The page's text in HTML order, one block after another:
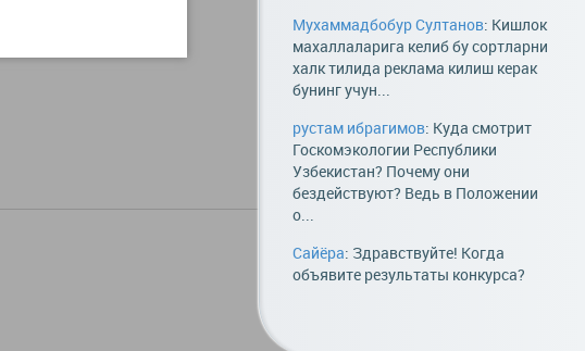
Мухаммадбобур Султанов: Кишлок
махаллаларига келиб бу сортларни
халк тилида реклама килиш керак
бунинг учун...
рустам ибрагимов: Куда смотрит
Госкомэкологии Республики
Узбекистан? Почему они
бездействуют? Ведь в Положении
о...
Сайёра: Здравствуйте! Когда
объявите результаты конкурса?
© 2016 Центр UZINFOCOM